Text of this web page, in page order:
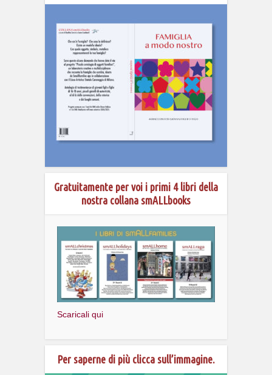
Gratuitamente per voi i primi 4 libri della
nostra collana smALLbooks
Scaricali qui
Per saperne di più clicca sull’immagine.